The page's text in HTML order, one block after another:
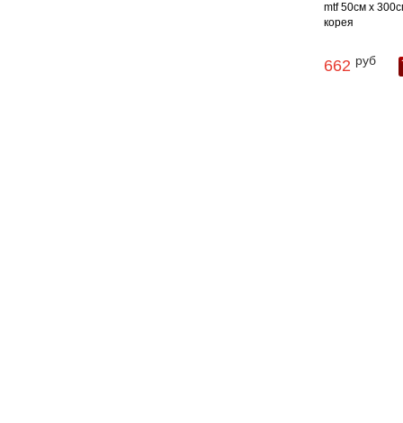
mtf 50см х
корея
662 руб